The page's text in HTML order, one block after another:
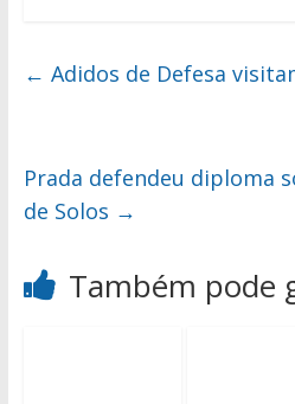
← Adidos de Defesa
Prada defendeu diploma
de Solos →
Também pode